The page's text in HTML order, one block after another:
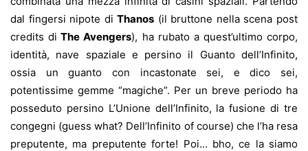
dal fingersi nipote diThanos (il bruttone nella scena post
credits di The Avengers), ha rubato a quest’ultimo corpo,
identità, nave spaziale e persino il Guanto dell’Infinito,
ossia un guanto con incastonate sei, e dico sei,
potentissime gemme “magiche”. Per un breve periodo ha
posseduto persino L’Unione dell’Infinito, la fusione di tre
congegni (guess what? Dell’Infinito of course) che l’ha resa
preputente, ma preputente forte! Poi… bho, ce la siamo